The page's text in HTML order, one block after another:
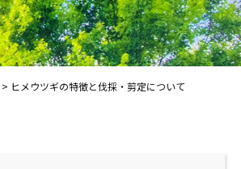
> ヒメウツギの特徴と伐採・剪定について